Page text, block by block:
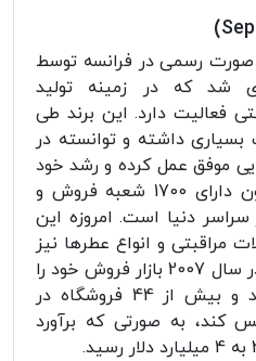
1995 به صورت رسمی در فرانسه توسط
شد که در زمینه تولید
فعالیت دارد. این برند طی
داشته و توانسته در
موفق عمل کرده و رشد خود
را افزایش دهد و هم اکنون دارای 1700 شعبه فروش و
دنیا است. امروزه این
مراقبتی و انواع عطرها نیز
فعالیت داشته و توانسته در سال 2007 بازار فروش خود را
به خاورمیانه گسترش دهد و بیش از 44 فروشگاه در
کند، به صورتی که برآورد